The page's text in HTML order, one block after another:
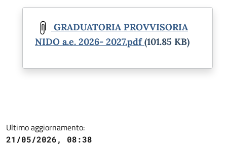
GRADUATORIA PROVVISORIA
NIDO a.e. 2026- 2027.pdf(101.85 KB)
Ultimo aggiornamento:
21/05/2026, 08:38